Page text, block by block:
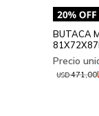
BUTACA
USD471,00